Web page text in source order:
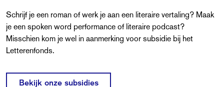
Literaire prijzen
Residenties
Toekenningen
Actueel
Schrijf je een roman of werk je aan een literaire vertaling? Maak
je een spoken word performance of literaire podcast?
Misschien kom je wel in aanmerking voor subsidie bij het
Letterenfonds.
Bekijk onze subsidies